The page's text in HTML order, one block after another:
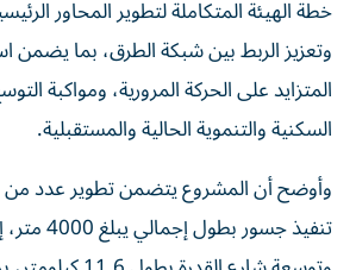
خطة الهيئة المتكاملة لتطوير المحاور
وتعزيز الربط بين شبكة الطرق، بما
المتزايد على الحركة المرورية، ومواكبة
السكنية والتنموية الحالية والمستقبلية.
وأوضح أن المشروع يتضمن تطوير عدد
تنفيذ